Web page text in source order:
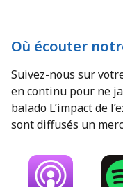
Où écouter
Suivez-nous sur
en continu pour ne
balado L’impact de
sont diffusés un